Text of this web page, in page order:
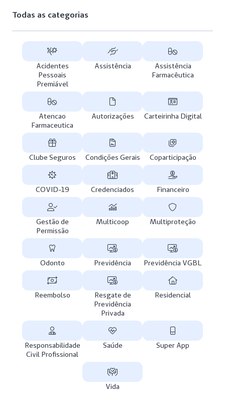
Todas as categorias
Acidentes
Pessoais
Premiável
Assistência
Assistência
Farmacêutica
Atencao
Farmaceutica
Autorizações Carteirinha Digital
Clube Seguros Condições Gerais Coparticipação
COVID-19 Credenciados Financeiro
Gestão de
Permissão
Multicoop Multiproteção
Odonto Previdência Previdência VGBL
Reembolso
Resgate de
Previdência
Privada
Residencial
Responsabilidade
Civil Profissional
Saúde Super App
Vida